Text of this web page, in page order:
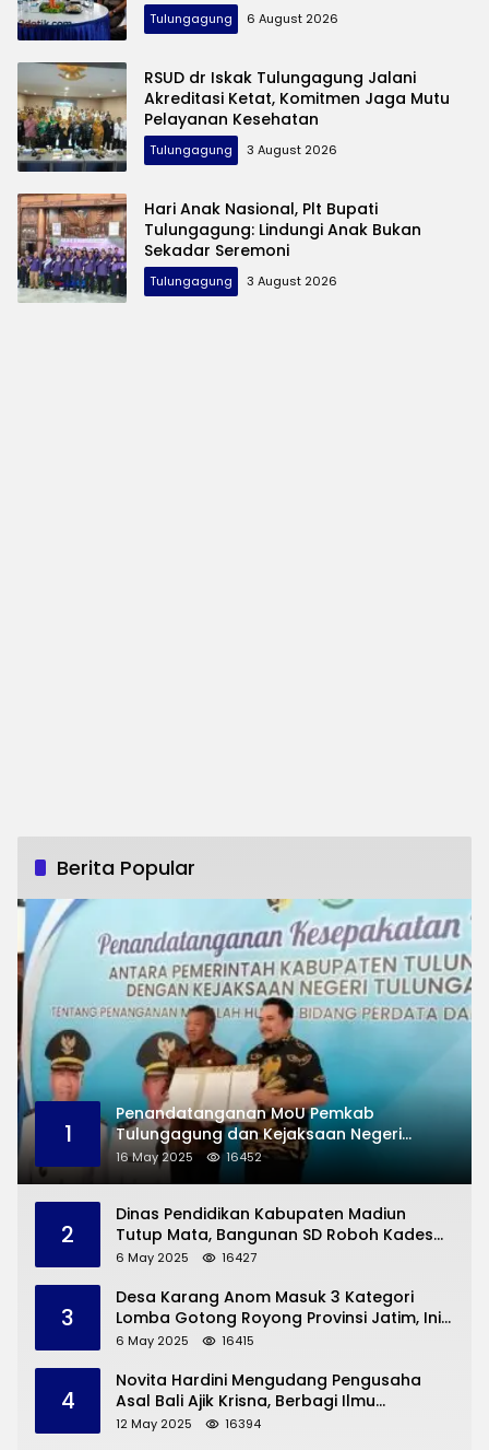
Tulungagung 6 August 2026
RSUD dr Iskak Tulungagung Jalani
Akreditasi Ketat, Komitmen Jaga Mutu
Pelayanan Kesehatan
Tulungagung 3 August 2026
Hari Anak Nasional, Plt Bupati
Tulungagung: Lindungi Anak Bukan
Sekadar Seremoni
Tulungagung 3 August 2026
Berita Popular
1
Penandatanganan MoU Pemkab
Tulungagung dan Kejaksaan Negeri
Permasalahan Hukum
16 May 2025 16452
2
Dinas Pendidikan Kabupaten Madiun
Tutup Mata, Bangunan SD Roboh Kades
Dermorejo Bangun Pakai Dana Pribadi
6 May 2025 16427
3
Desa Karang Anom Masuk 3 Kategori
Lomba Gotong Royong Provinsi Jatim, Ini
yang Disampaikan Sekda Trenggalek
6 May 2025 16415
4
Novita Hardini Mengudang Pengusaha
Asal Bali Ajik Krisna, Berbagi Ilmu
Pengembangan Pariwisata dan UMKM
12 May 2025 16394